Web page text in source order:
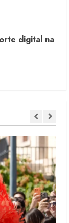
digital na
bilhões em